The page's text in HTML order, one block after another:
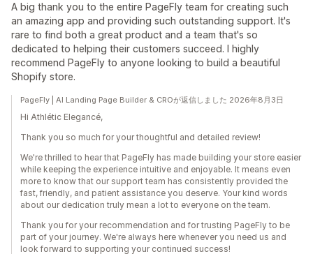
A big thank you to the entire PageFly team for creating such
an amazing app and providing such outstanding support. It's
rare to find both a great product and a team that's so
dedicated to helping their customers succeed. I highly
recommend PageFly to anyone looking to build a beautiful
Shopify store.
PageFly | AI Landing Page Builder & CROが返信しました 2026年8月3日
Hi Athlétic Elegancé,
Thank you so much for your thoughtful and detailed review!
We're thrilled to hear that PageFly has made building your store easier
while keeping the experience intuitive and enjoyable. It means even
more to know that our support team has consistently provided the
fast, friendly, and patient assistance you deserve. Your kind words
about our dedication truly mean a lot to everyone on the team.
Thank you for your recommendation and for trusting PageFly to be
part of your journey. We're always here whenever you need us and
look forward to supporting your continued success!